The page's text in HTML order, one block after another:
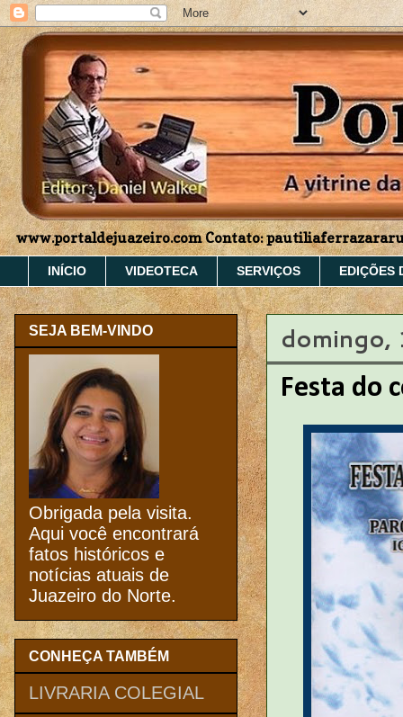
www.portaldejuazeiro.com Contato:
INÍCIO VIDEOTECA SERVIÇOS EDIÇÕES
domingo,
Festa do
SEJA BEM-VINDO
Obrigada pela visita.
Aqui você encontrará
fatos históricos e
notícias atuais de
Juazeiro do Norte.
CONHEÇA TAMBÉM
LIVRARIA COLEGIAL